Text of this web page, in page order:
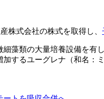
株式会社の株式を取得し、
藻類の大量培養設備を有し
するユーグレナ（和名